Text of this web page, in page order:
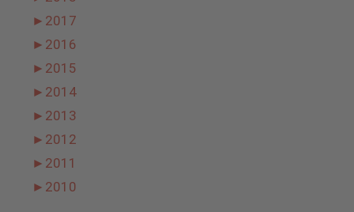
► 2017
► 2016
► 2015
► 2014
► 2013
► 2012
► 2011
► 2010